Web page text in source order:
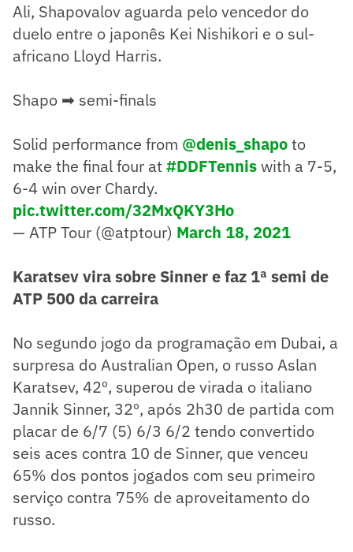
Ali, Shapovalov aguarda pelo vencedor do
duelo entre o japonês Kei Nishikori e o sul-
africano Lloyd Harris.
Shapo ➡ semi-finals
Solid performance from @denis_shapoto
make the final four at#DDFTenniswith a 7-5,
6-4 win over Chardy.
pic.twitter.com/32MxQKY3Ho
— ATP Tour (@atptour) March 18, 2021
Karatsev vira sobre Sinner e faz 1ª semi de
ATP 500 da carreira
No segundo jogo da programação em Dubai, a
surpresa do Australian Open, o russo Aslan
Karatsev, 42º, superou de virada o italiano
Jannik Sinner, 32º, após 2h30 de partida com
placar de 6/7 (5) 6/3 6/2 tendo convertido
seis aces contra 10 de Sinner, que venceu
65% dos pontos jogados com seu primeiro
serviço contra 75% de aproveitamento do
russo.